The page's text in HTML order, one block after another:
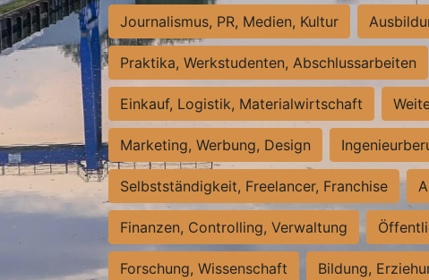
Journalismus, PR, Medien, Kultur
Praktika, Werkstudenten, Abschlussarbeiten
Einkauf, Logistik, Materialwirtschaft
Marketing, Werbung, Design
Selbstständigkeit, Freelancer, Franchise
Finanzen, Controlling, Verwaltung
Forschung, Wissenschaft Bildung,